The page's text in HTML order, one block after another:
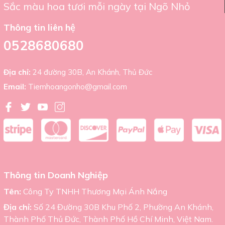
Các phụ kiện khác có thể được thêm vào theo mong
Giá thành
Kệ hoa tang chia buồn có giá từ 1.500.000 VND, với các tùy
chỉnh khác.
Chính sách Giao hàng
Chúng tôi cung cấp dịch vụ giao hàng nhanh trong vòng 3
đến 6 giờ, đảm bảo hoa luôn tươi mới và sẵn sàng cho buổi
lễ.
Tiệm hoa Ngõ Nhỏ. Liên hệ với tiệm qua số điện thoại:
0522 680 680 hoặc email:tiemhoangonho@gmail.com
Địa chỉ cửa hàng: 24 đường số 30B, An Khánh, Thủ Đức,
TP.HCM.
Sắc màu hoa tươi mỗi ngày tại Ngõ Nhỏ
Thông tin liên hệ
0528680680
Địa chỉ: 24 đường 30B, An Khánh, Thủ Đức
Email: Tiemhoangonho@gmail.com
Thông tin Doanh Nghiệp
Tên: Công Ty TNHH Thương Mại Ánh Nắng
Địa chỉ: Số 24 Đường 30B Khu Phố 2, Phường An Khánh,
Thành Phố Thủ Đức, Thành Phố Hồ Chí Minh, Việt Nam.